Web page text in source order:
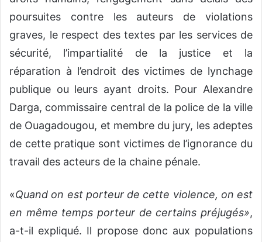
poursuites contre les auteurs de violations
graves, le respect des textes par les services de
sécurité, l’impartialité de la justice et la
réparation à l’endroit des victimes de lynchage
publique ou leurs ayant droits. Pour Alexandre
Darga, commissaire central de la police de la ville
de Ouagadougou, et membre du jury, les adeptes
de cette pratique sont victimes de l’ignorance du
travail des acteurs de la chaine pénale.
«Quand on est porteur de cette violence, on est
en même temps porteur de certains préjugés»,
a-t-il expliqué. Il propose donc aux populations